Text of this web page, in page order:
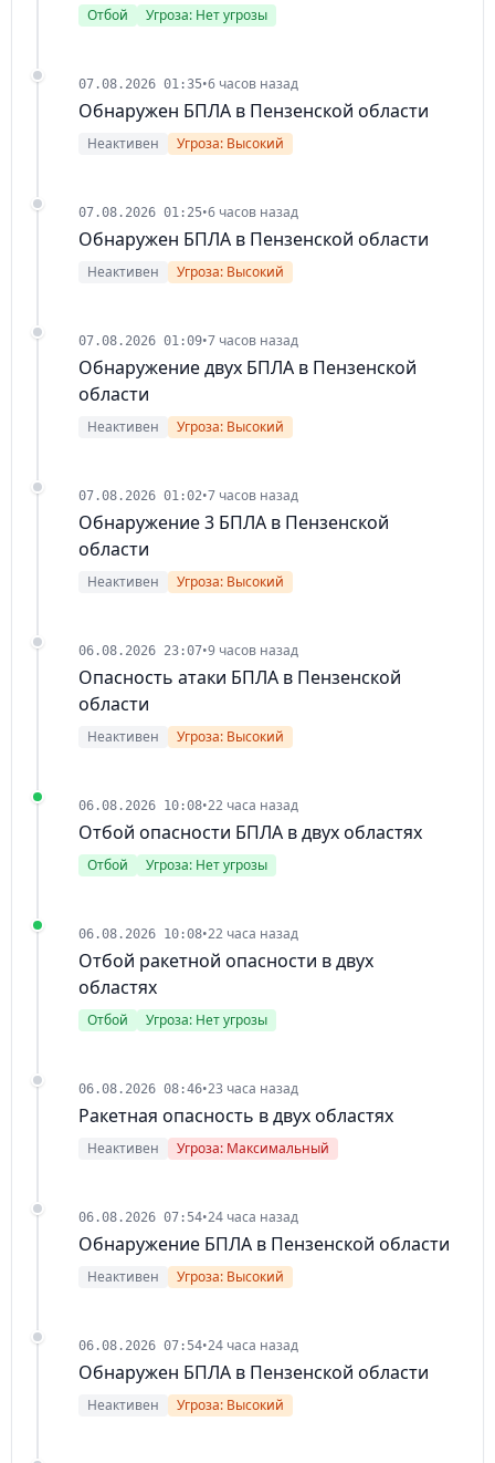
Отбой Угроза: Нет угрозы
07.08.2026 01:35•6 часов назад
Обнаружен БПЛА в Пензенской области
Неактивен Угроза: Высокий
07.08.2026 01:25•6 часов назад
Обнаружен БПЛА в Пензенской области
Неактивен Угроза: Высокий
07.08.2026 01:09•7 часов назад
Обнаружение двух БПЛА в Пензенской
области
Неактивен Угроза: Высокий
07.08.2026 01:02•7 часов назад
Обнаружение 3 БПЛА в Пензенской
области
Неактивен Угроза: Высокий
06.08.2026 23:07•9 часов назад
Опасность атаки БПЛА в Пензенской
области
Неактивен Угроза: Высокий
06.08.2026 10:08•22 часа назад
Отбой опасности БПЛА в двух областях
Отбой Угроза: Нет угрозы
06.08.2026 10:08•22 часа назад
Отбой ракетной опасности в двух
областях
Отбой Угроза: Нет угрозы
06.08.2026 08:46•23 часа назад
Ракетная опасность в двух областях
Неактивен Угроза: Максимальный
06.08.2026 07:54•24 часа назад
Обнаружение БПЛА в Пензенской области
Неактивен Угроза: Высокий
06.08.2026 07:54•24 часа назад
Обнаружен БПЛА в Пензенской области
Неактивен Угроза: Высокий